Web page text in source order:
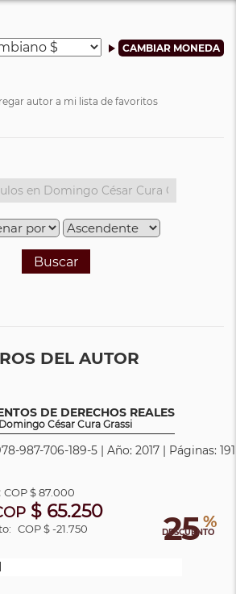
autor a mi lista de favoritos
Buscar
DEL AUTOR
DE DERECHOS REALES
César Cura Grassi
987-706-189-5 | Año: 2017 | Páginas: 191
25 %
DESCUENTO
COP$ 87.000
$ 65.250
COP $ -21.750